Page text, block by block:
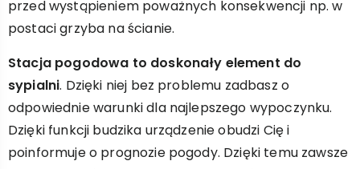
przed wystąpieniem poważnych konsekwencji np. w
postaci grzyba na ścianie.
Stacja pogodowa to doskonały element do
sypialni. Dzięki niej bez problemu zadbasz o
odpowiednie warunki dla najlepszego wypoczynku.
Dzięki funkcji budzika urządzenie obudzi Cię i
poinformuje o prognozie pogody. Dzięki temu zawsze